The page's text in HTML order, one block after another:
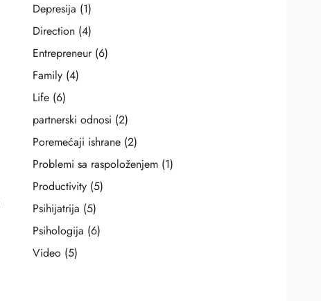
Depresija (1)
Direction (4)
Entrepreneur(6)
Family (4)
Life (6)
partnerski odnosi (2)
Poremećaji ishrane (2)
Problemi sa raspoloženjem (1)
Productivity (5)
Psihijatrija (5)
Psihologija (6)
Video (5)